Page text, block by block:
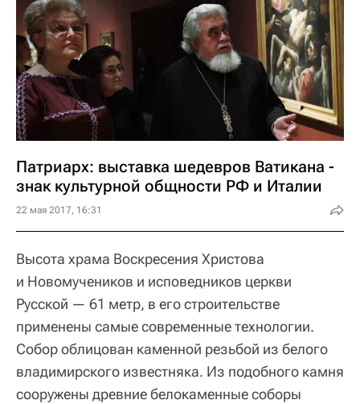
Патриарх: выставка шедевров Ватикана -
знак культурной общности РФ и Италии
22 мая 2017, 16:31
Высота храма Воскресения Христова
и Новомучеников и исповедников церкви
Русской — 61 метр, в его строительстве
применены самые современные технологии.
Собор облицован каменной резьбой из белого
владимирского известняка. Из подобного камня
сооружены древние белокаменные соборы